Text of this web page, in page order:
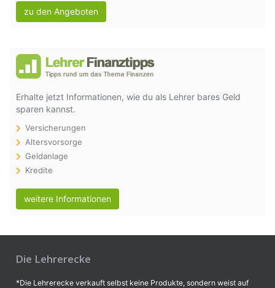
zu den Angeboten
Erhalte jetzt Informationen, wie du als Lehrer bares Geld
sparen kannst.
Versicherungen
Altersvorsorge
Geldanlage
Kredite
weitere Informationen
Die Lehrerecke
*Die Lehrerecke verkauft selbst keine Produkte, sondern weist auf